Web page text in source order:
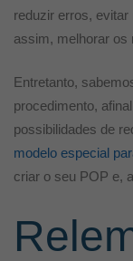
reduzir erros, evitar
assim, melhorar os
Entretanto,
procedimento,
possibilidades de
modelo especial
criar o seu POP e,